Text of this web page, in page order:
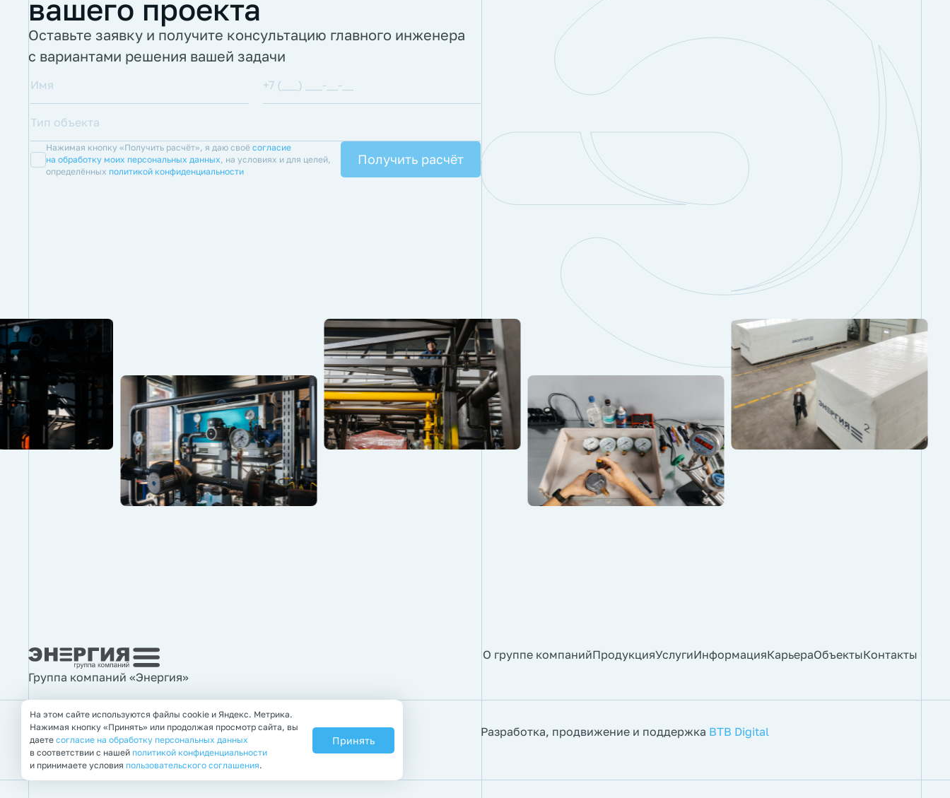
вашего проекта
Оставьте заявку и получите консультацию главного инженера
с вариантами решения вашей задачи
Нажимая кнопку «Получить расчёт», я даю своё согласие
на обработку моих персональных данных, на условиях и для целей,
определённых политикой конфиденциальности
Группа компаний «Энергия»
О группе компанийПродукцияУслугиИнформацияКарьераОбъектыКонтакты
© 2011—2026 Группа компаний «Энергия»
Правовая информация
Разработка, продвижение и поддержка BTB Digital
На этом сайте используются файлы cookie и Яндекс. Метрика.
Нажимая кнопку «Принять» или продолжая просмотр сайта, вы
даете согласие на обработку персональных данных
в соответствии с нашей политикой конфиденциальности
и принимаете условия пользовательского соглашения.
Принять